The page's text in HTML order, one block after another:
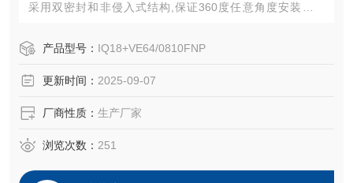
采用双密封和非侵入式结构,保证360度任意角度安装不漏
产品型号： IQ18+VE64/0810FNP
更新时间： 2025-09-07
厂商性质： 生产厂家
浏览次数： 251